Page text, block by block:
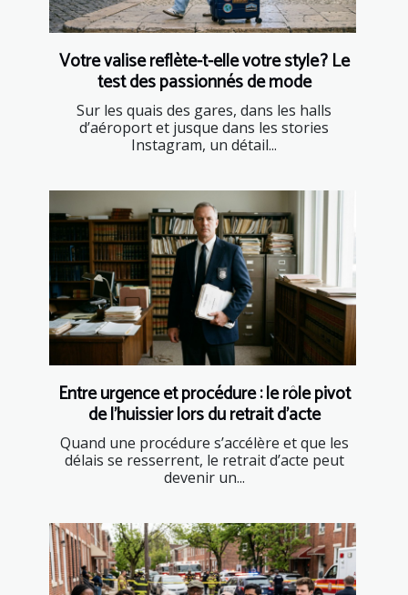
Votre valise reflète-t-elle votre style ? Le
test des passionnés de mode
Sur les quais des gares, dans les halls
d’aéroport et jusque dans les stories
Instagram, un détail...
Entre urgence et procédure : le rôle pivot
de l’huissier lors du retrait d’acte
Quand une procédure s’accélère et que les
délais se resserrent, le retrait d’acte peut
devenir un...